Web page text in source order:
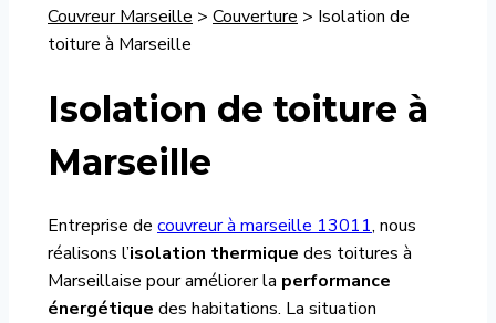
Couvreur Marseille > Couverture > Isolation de
toiture à Marseille
Isolation de toiture à
Marseille
Entreprise de couvreur à marseille 13011, nous
réalisons l’isolation thermique des toitures à
Marseillaise pour améliorer la performance
énergétique des habitations. La situation